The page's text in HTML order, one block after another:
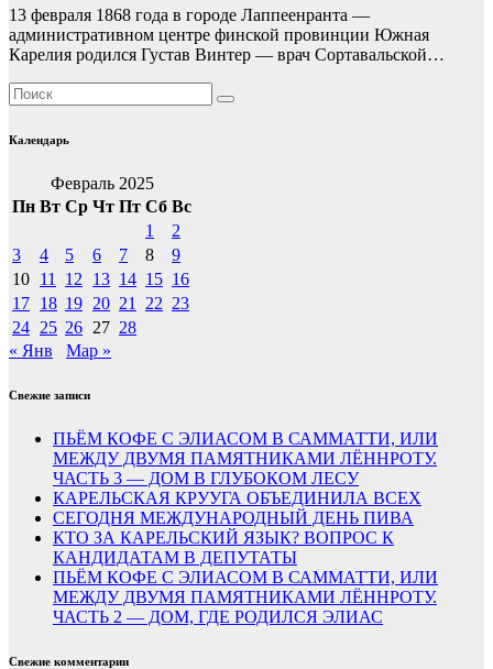
13 февраля 1868 года в городе Лаппеенранта —
административном центре финской провинции Южная
Карелия родился Густав Винтер — врач Сортавальской…
Календарь
Февраль 2025
Пн Вт Ср Чт Пт Сб Вс
1
2
3
4 5 6 7 8
9
10 11 12 13 14 15 16
17 18 19 20 21 22 23
24 25 26 27 28
« Янв
Мар »
Свежие записи
ПЬЁМ КОФЕ С ЭЛИАСОМ В САММАТТИ, ИЛИ
МЕЖДУ ДВУМЯ ПАМЯТНИКАМИ ЛЁННРОТУ.
ЧАСТЬ 3 — ДОМ В ГЛУБОКОМ ЛЕСУ
КАРЕЛЬСКАЯ КРУУГА ОБЪЕДИНИЛА ВСЕХ
СЕГОДНЯ МЕЖДУНАРОДНЫЙ ДЕНЬ ПИВА
КТО ЗА КАРЕЛЬСКИЙ ЯЗЫК? ВОПРОС К
КАНДИДАТАМ В ДЕПУТАТЫ
ПЬЁМ КОФЕ С ЭЛИАСОМ В САММАТТИ, ИЛИ
МЕЖДУ ДВУМЯ ПАМЯТНИКАМИ ЛЁННРОТУ.
ЧАСТЬ 2 — ДОМ, ГДЕ РОДИЛСЯ ЭЛИАС
Свежие комментарии